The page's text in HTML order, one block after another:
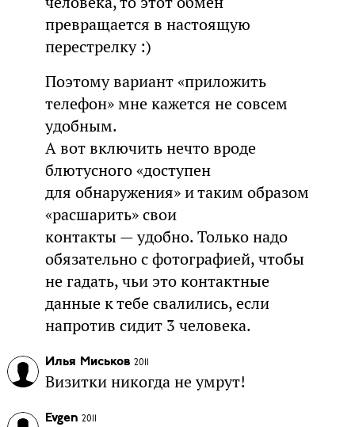
превращается в настоящую
перестрелку :)
Поэтому вариант «приложить
телефон» мне кажется не совсем
удобным.
А вот включить нечто вроде
блютусного «доступен
для обнаружения» и таким образом
«расшарить» свои
контакты — удобно. Только надо
обязательно с фотографией, чтобы
не гадать, чьи это контактные
данные к тебе свалились, если
напротив сидит 3 человека.
Илья Миськов 2011
Визитки никогда не умрут!
Evgen 2011